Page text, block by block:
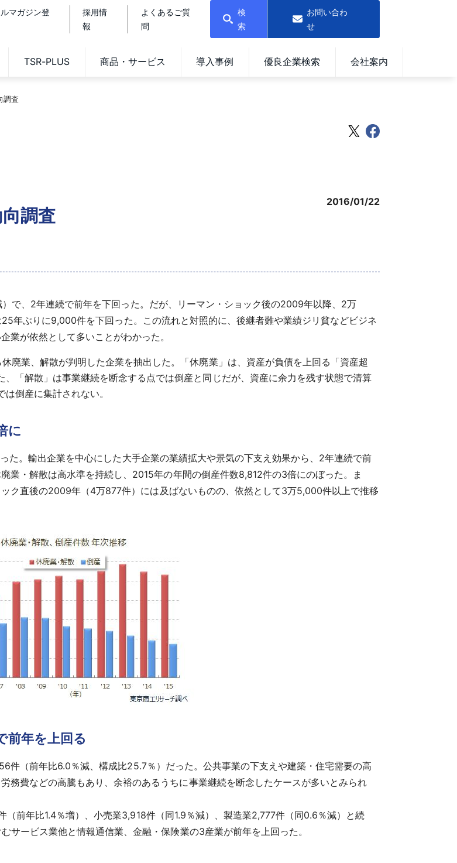
ルマガジン登
採用情
報
よくあるご質
問
検
索
お問い合わ
せ
TSR-PLUS 商品・サービス 導入事例 優良企業検索 会社案内
調査
調査
2016/01/22
で、2年連続で前年を下回った。だが、リーマン・ショック後の2009年以降、2万
年ぶりに9,000件を下回った。この流れと対照的に、後継者難や業績ジリ貧などビジネ
業が依然として多いことがわかった。
廃業、解散が判明した企業を抽出した。「休廃業」は、資産が負債を上回る「資産超
「解散」は事業継続を断念する点では倒産と同じだが、資産に余力を残す状態で清算
倒産に集計されない。
に
。輸出企業を中心にした大手企業の業績拡大や景気の下支え効果から、2年連続で前
業・解散は高水準を持続し、2015年の年間の倒産件数8,812件の3倍にのぼった。ま
ク直後の2009年（4万877件）には及ばないものの、依然として3万5,000件以上で推移
前年を上回る
（前年比6.0％減、構成比25.7％）だった。公共事業の下支えや建築・住宅需要の高
務費などの高騰もあり、余裕のあるうちに事業継続を断念したケースが多いとみられ
前年比1.4％増）、小売業3,918件（同1.9％減）、製造業2,777件（同0.6％減）と続
サービス業他と情報通信業、金融・保険業の3産業が前年を上回った。